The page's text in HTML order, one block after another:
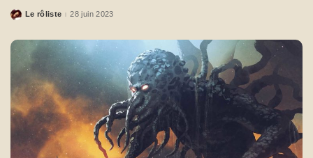
Le rôliste 28 juin 2023